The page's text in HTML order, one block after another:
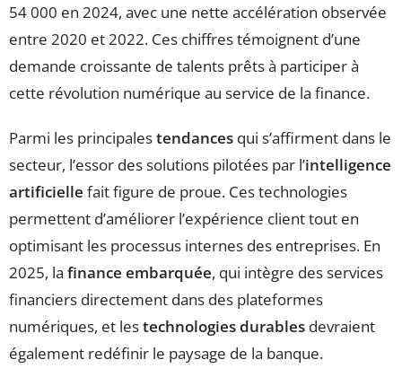
54 000 en 2024, avec une nette accélération observée
entre 2020 et 2022. Ces chiffres témoignent d’une
demande croissante de talents prêts à participer à
cette révolution numérique au service de la finance.
Parmi les principalestendances qui s’affirment dans le
secteur, l’essor des solutions pilotées par l’intelligence
artificielle fait figure de proue. Ces technologies
permettent d’améliorer l’expérience client tout en
optimisant les processus internes des entreprises. En
2025, la finance embarquée, qui intègre des services
financiers directement dans des plateformes
numériques, et lestechnologies durables devraient
également redéfinir le paysage de la banque.